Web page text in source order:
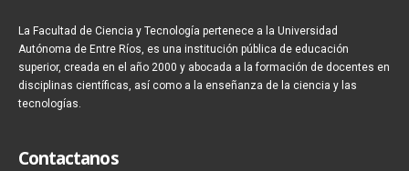
La Facultad de Ciencia y Tecnología pertenece a la Universidad
Autónoma de Entre Ríos, es una institución pública de educación
superior, creada en el año 2000 y abocada a la formación de docentes en
disciplinas científicas, así como a la enseñanza de la ciencia y las
tecnologías.
Contactanos